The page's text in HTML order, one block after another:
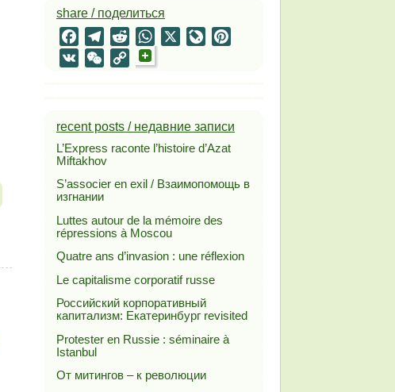
share / поделиться
FacebookTelegramRedditWhatsApp LiveJournal
VK
WeChat
Copy
recent posts / недавние записи
L’Express raconte l’histoire d’Azat
Miftakhov
S’associer en exil / Взаимопомощь в
изгнании
Luttes autour de la mémoire des
répressions à Moscou
Quatre ans d’invasion : une réflexion
Le capitalisme corporatif russe
Российский корпоративный
капитализм: Екатеринбург revisited
Protester en Russie : séminaire à
Istanbul
От митингов – к революции